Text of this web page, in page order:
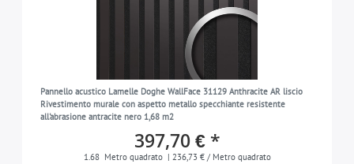
Pannello acustico Lamelle Doghe WallFace 31129 Anthracite AR liscio
Rivestimento murale con aspetto metallo specchiante resistente
all'abrasione antracite nero 1,68 m2
397,70 € *
1.68 Metro quadrato | 236,73 € / Metro quadrato